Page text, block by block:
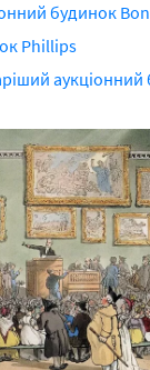
будинок
Phillips